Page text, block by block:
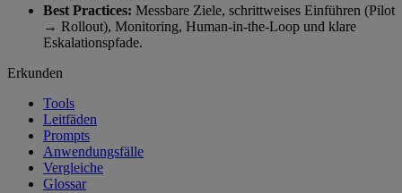
Best Practices: Messbare Ziele, schrittweises Einführen (Pilot
→ Rollout), Monitoring, Human-in-the-Loop und klare
Eskalationspfade.
Erkunden
Tools
Leitfäden
Prompts
Anwendungsfälle
Vergleiche
Glossar